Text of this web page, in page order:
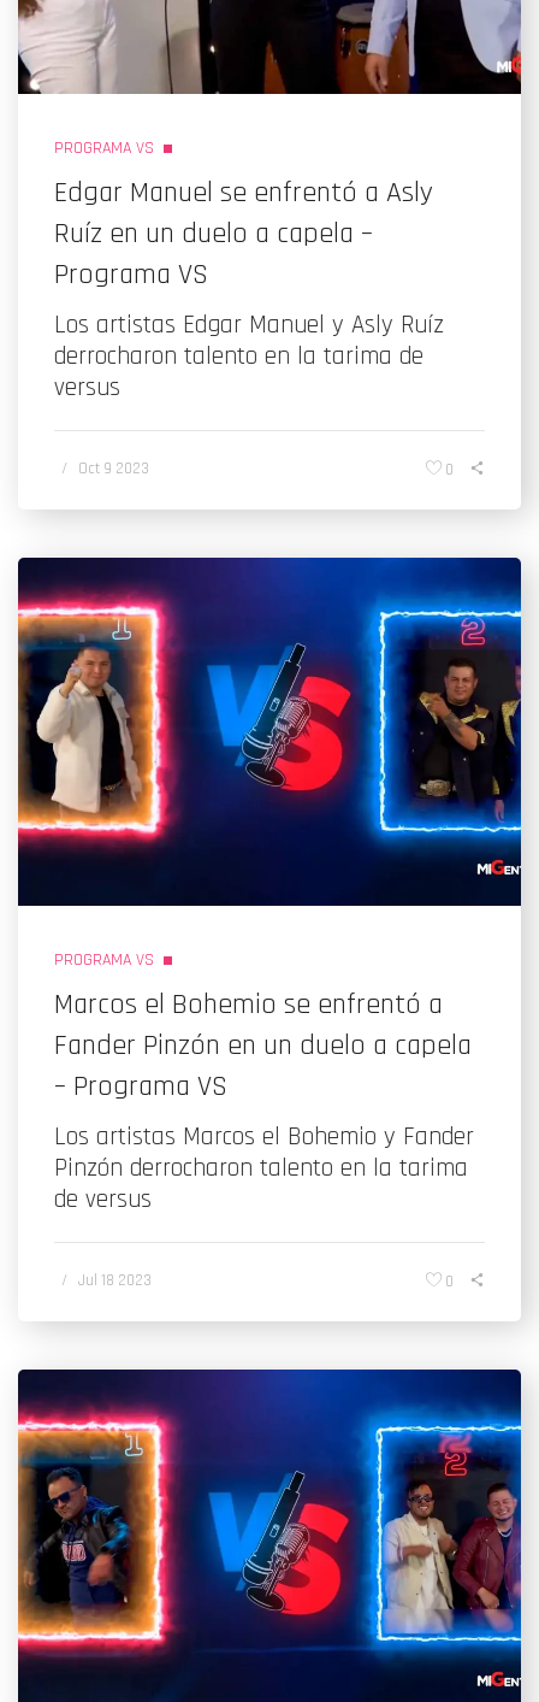
PROGRAMA VS
Edgar Manuel se enfrentó a Asly
Ruíz en un duelo a capela –
Programa VS
Los artistas Edgar Manuel y Asly Ruíz
derrocharon talento en la tarima de
versus
/ Oct 9 2023 0
PROGRAMA VS
Marcos el Bohemio se enfrentó a
Fander Pinzón en un duelo a capela
– Programa VS
Los artistas Marcos el Bohemio y Fander
Pinzón derrocharon talento en la tarima
de versus
/ Jul 18 2023 0